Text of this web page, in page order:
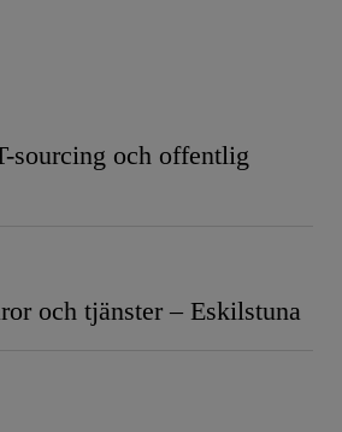
sourcing och offentlig
och tjänster – Eskilstuna